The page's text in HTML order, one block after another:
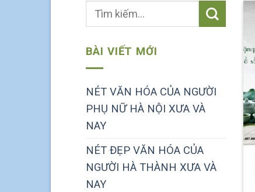
BÀI VIẾT MỚI
NÉT VĂN HÓA CỦA NGƯỜI
PHỤ NỮ HÀ NỘI XƯA VÀ
NAY
NÉT ĐẸP VĂN HÓA CỦA
NGƯỜI HÀ THÀNH XƯA VÀ
NAY